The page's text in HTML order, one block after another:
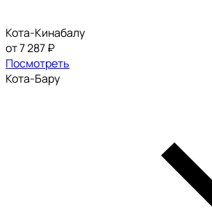
Кота-Кинабалу
от 7 287 ₽
Посмотреть
Кота-Бару